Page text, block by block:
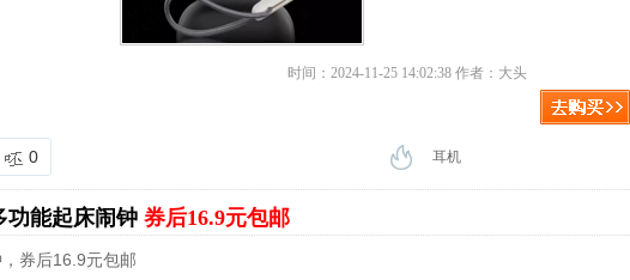
时间：2024-11-25 14:02:38 作者：大头
0 耳机
功能起床闹钟 券后16.9元包邮
券后16.9元包邮